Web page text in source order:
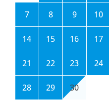
7 8 9 10
14 15 16 17
21 22 23 24
28 29 30